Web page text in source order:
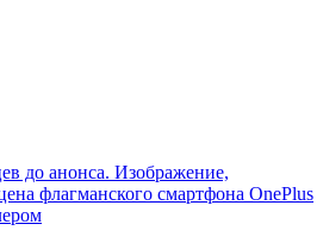
до анонса. Изображение,
флагманского смартфона OnePlus